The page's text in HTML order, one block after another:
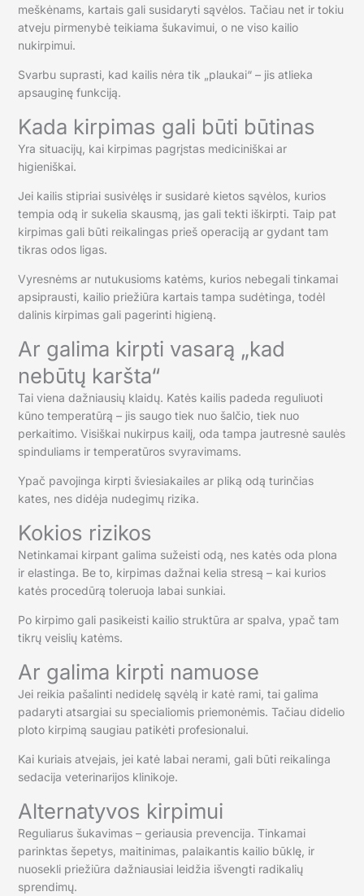
meškėnams, kartais gali susidaryti sąvėlos. Tačiau net ir tokiu
atveju pirmenybė teikiama šukavimui, o ne viso kailio
nukirpimui.
Svarbu suprasti, kad kailis nėra tik „plaukai“ – jis atlieka
apsauginę funkciją.
Kada kirpimas gali būti būtinas
Yra situacijų, kai kirpimas pagrįstas mediciniškai ar
higieniškai.
Jei kailis stipriai susivėlęs ir susidarė kietos sąvėlos, kurios
tempia odą ir sukelia skausmą, jas gali tekti iškirpti. Taip pat
kirpimas gali būti reikalingas prieš operaciją ar gydant tam
tikras odos ligas.
Vyresnėms ar nutukusioms katėms, kurios nebegali tinkamai
apsiprausti, kailio priežiūra kartais tampa sudėtinga, todėl
dalinis kirpimas gali pagerinti higieną.
Ar galima kirpti vasarą „kad
nebūtų karšta“
Tai viena dažniausių klaidų. Katės kailis padeda reguliuoti
kūno temperatūrą – jis saugo tiek nuo šalčio, tiek nuo
perkaitimo. Visiškai nukirpus kailį, oda tampa jautresnė saulės
spinduliams ir temperatūros svyravimams.
Ypač pavojinga kirpti šviesiakailes ar pliką odą turinčias
kates, nes didėja nudegimų rizika.
Kokios rizikos
Netinkamai kirpant galima sužeisti odą, nes katės oda plona
ir elastinga. Be to, kirpimas dažnai kelia stresą – kai kurios
katės procedūrą toleruoja labai sunkiai.
Po kirpimo gali pasikeisti kailio struktūra ar spalva, ypač tam
tikrų veislių katėms.
Ar galima kirpti namuose
Jei reikia pašalinti nedidelę sąvėlą ir katė rami, tai galima
padaryti atsargiai su specialiomis priemonėmis. Tačiau didelio
ploto kirpimą saugiau patikėti profesionalui.
Kai kuriais atvejais, jei katė labai nerami, gali būti reikalinga
sedacija veterinarijos klinikoje.
Alternatyvos kirpimui
Reguliarus šukavimas – geriausia prevencija. Tinkamai
parinktas šepetys, maitinimas, palaikantis kailio būklę, ir
nuosekli priežiūra dažniausiai leidžia išvengti radikalių
sprendimų.